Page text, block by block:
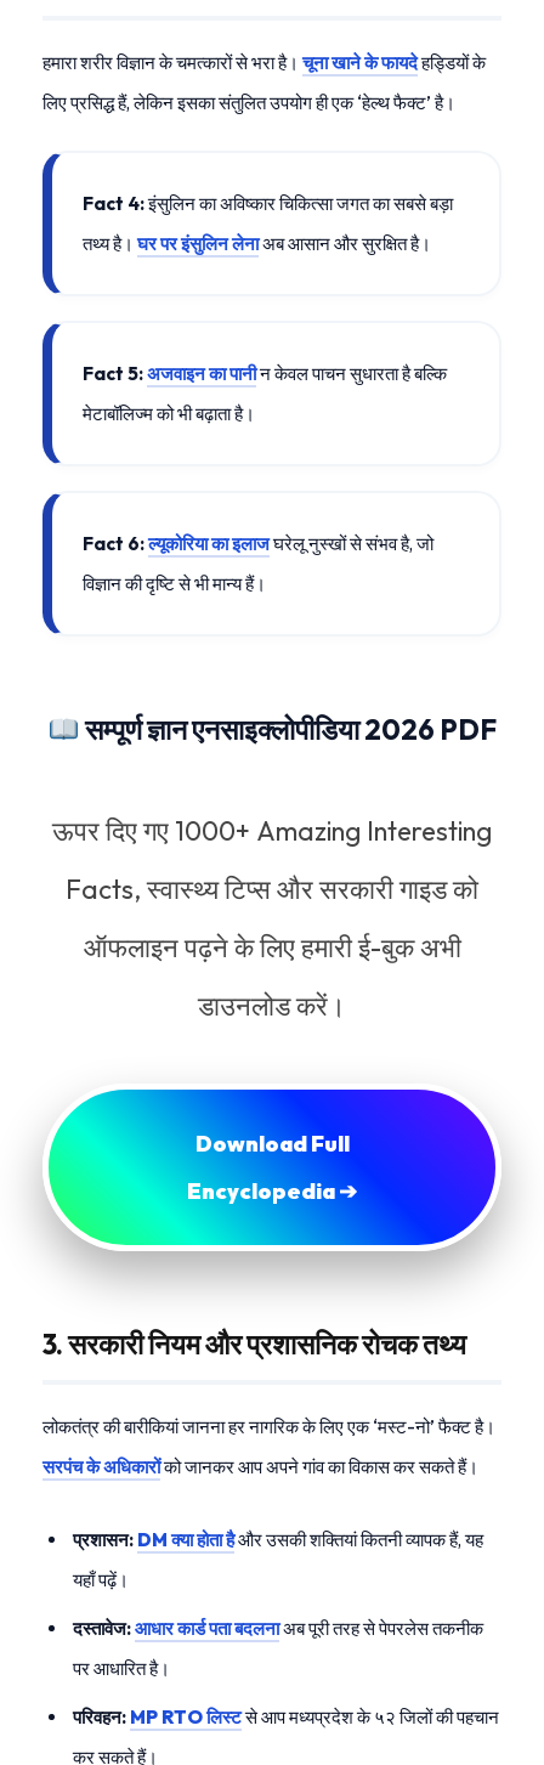
हमारा शरीर विज्ञान के चमत्कारों से भरा है।चूना खाने के फायदेहड्डियों के
लिए प्रसिद्ध हैं, लेकिन इसका संतुलित उपयोग ही एक ‘हेल्थ फैक्ट’ है।
Fact 4:इंसुलिन का अविष्कार चिकित्सा जगत का सबसे बड़ा
तथ्य है।घर पर इंसुलिन लेनाअब आसान और सुरक्षित है।
Fact 5:अजवाइन का पानीन केवल पाचन सुधारता है बल्कि
मेटाबॉलिज्म को भी बढ़ाता है।
Fact 6:ल्यूकोरिया का इलाजघरेलू नुस्खों से संभव है, जो
विज्ञान की दृष्टि से भी मान्य हैं।
सम्पूर्ण ज्ञान एनसाइक्लोपीडिया 2026 PDF
ऊपर दिए गए 1000+ Amazing Interesting
Facts, स्वास्थ्य टिप्स और सरकारी गाइड को
ऑफलाइन पढ़ने के लिए हमारी ई-बुक अभी
डाउनलोड करें।
Download Full
Encyclopedia ➔
3. सरकारी नियम और प्रशासनिक रोचक तथ्य
लोकतंत्र की बारीकियां जानना हर नागरिक के लिए एक ‘मस्ट-नो’ फैक्ट है।
सरपंच के अधिकारोंको जानकर आप अपने गांव का विकास कर सकते हैं।
प्रशासन: DM क्या होता हैऔर उसकी शक्तियां कितनी व्यापक हैं, यह
यहाँ पढ़ें।
दस्तावेज:आधार कार्ड पता बदलनाअब पूरी तरह से पेपरलेस तकनीक
पर आधारित है।
परिवहन: MP RTO लिस्टसे आप मध्यप्रदेश के ५२ जिलों की पहचान
कर सकते हैं।